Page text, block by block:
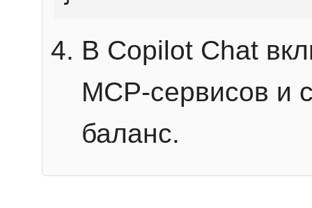
В Copilot Chat
MCP-сервисов и
баланс.